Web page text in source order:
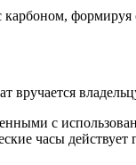
с
часы действует